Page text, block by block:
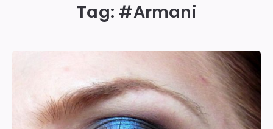
Tag: #Armani